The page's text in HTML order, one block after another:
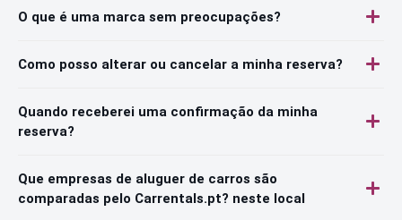
O que é uma marca sem preocupações?
Como posso alterar ou cancelar a minha reserva?
Quando receberei uma confirmação da minha
reserva?
Que empresas de aluguer de carros são
comparadas pelo Carrentals.pt? neste local